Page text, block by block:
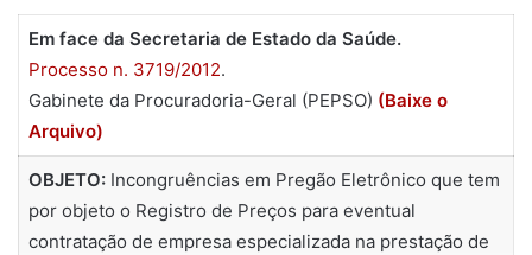
Em face da Secretaria de Estado da Saúde.
Processo n. 3719/2012.
Gabinete da Procuradoria-Geral (PEPSO) (Baixe o
Arquivo)
OBJETO:Incongruências em Pregão Eletrônico que tem
por objeto o Registro de Preços para eventual
contratação de empresa especializada na prestação de